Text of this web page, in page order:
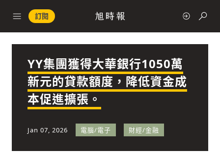
訂閱
快速連結
政治
經濟
YY集團獲得大華銀行1050萬
新元的貸款額度，降低資金成
本促進擴張。
Jan 07, 2026 電腦/電子 財經/金融